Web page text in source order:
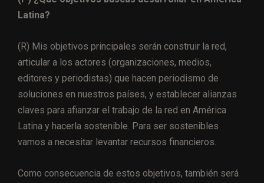
Latina?
(R) Mis objetivos principales serán construir la red,
articular a los actores (organizaciones, medios,
editores y periodistas) que hacen periodismo de
soluciones en nuestros países, y establecer alianzas
claves para afianzar el trabajo de la red en América
Latina y hacerla sostenible. Para ser sostenibles
vamos a necesitar levantar recursos financieros.
Como consecuencia de estos objetivos, también será